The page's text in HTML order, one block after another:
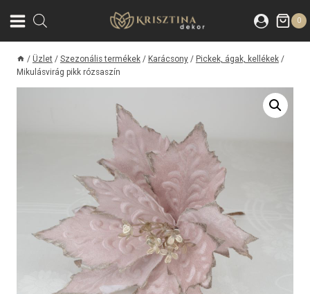
0
/ Üzlet / Szezonális termékek / Karácsony / Pickek, ágak, kellékek /
Mikulásvirág pikk rózsaszín